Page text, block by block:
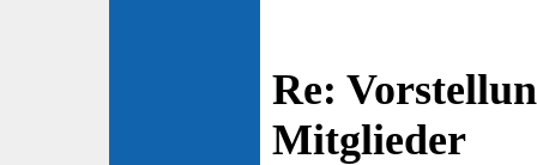
Re:
Mitglieder